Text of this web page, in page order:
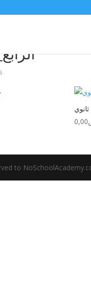
0,00
to